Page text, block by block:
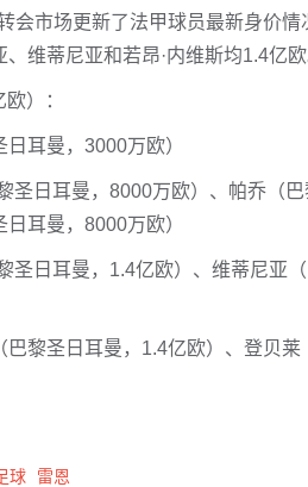
会市场更新了法甲球员最新身价
维蒂尼亚和若昂·内维斯均1.4亿
）：
耳曼，3000万欧）
圣日耳曼，8000万欧）、帕乔（
耳曼，8000万欧）
圣日耳曼，1.4亿欧）、维蒂尼亚
巴黎圣日耳曼，1.4亿欧）、登贝
球 雷恩